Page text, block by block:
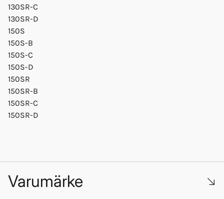
130SR-C
130SR-D
150S
150S-B
150S-C
150S-D
150SR
150SR-B
150SR-C
150SR-D
Varumärke